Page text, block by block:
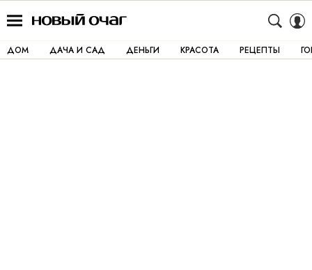
ДОМ ДАЧА И САД ДЕНЬГИ КРАСОТА РЕЦЕПТЫ